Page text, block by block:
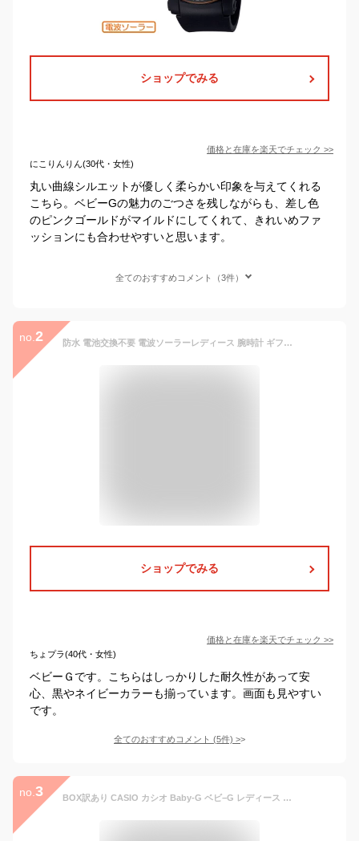
ショップでみる
価格と在庫を楽天でチェック >>
にこりんりん(30代・女性)
丸い曲線シルエットが優しく柔らかい印象を与えてくれる
こちら。ベビーGの魅力のごつさを残しながらも、差し色
のピンクゴールドがマイルドにしてくれて、きれいめファ
ッションにも合わせやすいと思います。
全てのおすすめコメント（3件）
no. 2 防水 電池交換不要 電波ソーラーレディース 腕時計 ギフト プレゼント 祝い g-shock ベビーg CASIO BGA-2800-select 21,0 黒 ネイビー/ベージュ 白 gショック女子 人気 アースカラー くすみカラー SMOKY Pastel Colors
ショップでみる
価格と在庫を楽天でチェック >>
ちょプラ(40代・女性)
ベビーＧです。こちらはしっかりした耐久性があって安
心、黒やネイビーカラーも揃っています。画面も見やすい
です。
全てのおすすめコメント (5件) >
no. 3 BOX訳あり CASIO カシオ Baby-G ベビ−G レディース Safari Accent Colors 反転液晶 腕時計 時計 ウレタン 防水 黒 ブラック ピンクゴールド アナデジ アナログ デジタル BGA-230SA-1A 海外モデル